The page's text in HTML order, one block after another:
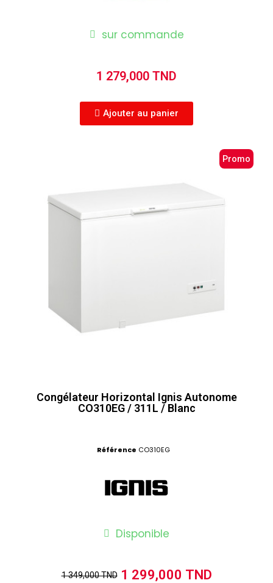
sur commande
1 279,000 TND
Ajouter au panier
Promo
Congélateur Horizontal Ignis Autonome
CO310EG / 311L / Blanc
Référence CO310EG
Disponible
1 349,000 TND 1 299,000 TND